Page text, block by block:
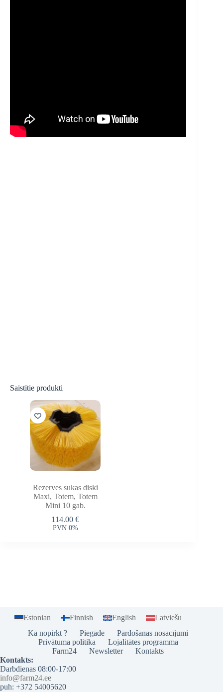
Saistītie produkti
Rezerves sukas diski
Maxi, Totem, Totem
Mini 10 gab.
114.00€
PVN 0%
Estonian Finnish English
Latviešu
Kā nopirkt ?
Piegāde
Pārdošanas nosacījumi
Privātuma politika
Lojalitātes programma
Farm24
Newsletter
Kontakts
Kontakts:
Darbdienas 08:00-17:00
info@farm24.ee
puh: +372 54005620